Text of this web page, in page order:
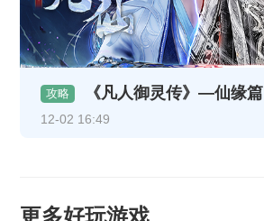
攻略 《凡人御灵传》—仙缘篇
12-02 16:49